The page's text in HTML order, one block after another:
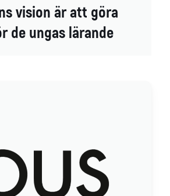
vision är att göra
de ungas lärande